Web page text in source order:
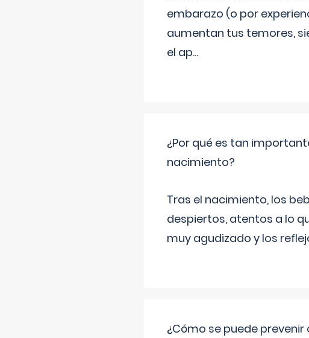
embarazo (o por
aumentan tus temores,
el ap...
¿Por qué es tan
nacimiento?
Tras el nacimiento, los
despiertos, atentos a lo
muy agudizado y los
¿Cómo se puede